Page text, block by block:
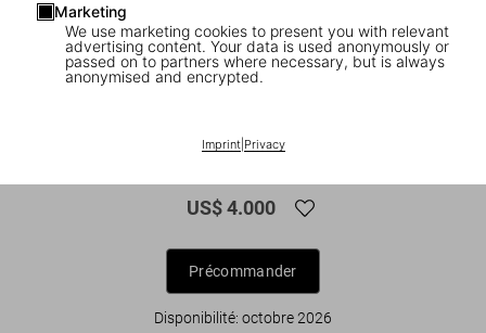
Marketing
We use marketing cookies to present you with relevant
advertising content. Your data is used anonymously or
passed on to partners where necessary, but is always
anonymised and encrypted.
Imprint| Privacy
1/5
Neil Leifer. Homage to Ali. ‘Ali vs. Foster,
US$ 4.000
Précommander
Disponibilité: octobre 2026